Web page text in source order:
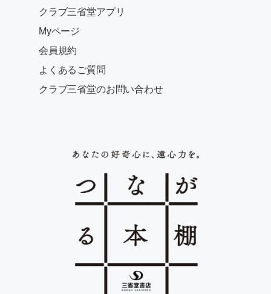
クラブ三省堂アプリ
Myページ
会員規約
よくあるご質問
クラブ三省堂のお問い合わせ